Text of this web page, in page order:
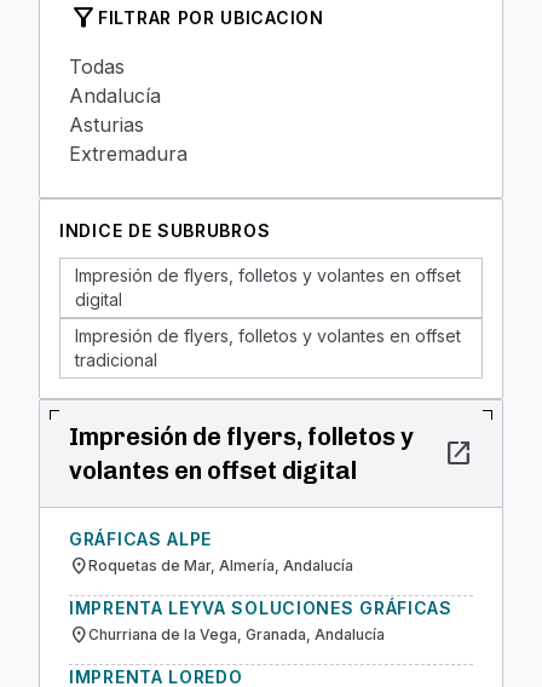
filter_alt FILTRAR POR UBICACION
Todas
Andalucía
Asturias
Extremadura
INDICE DE SUBRUBROS
Impresión de flyers, folletos y volantes en offset
digital
Impresión de flyers, folletos y volantes en offset
tradicional
Impresión de flyers, folletos y
volantes en offset digital
open_in_new
GRÁFICAS ALPE
location_onRoquetas de Mar, Almería, Andalucía
IMPRENTA LEYVA SOLUCIONES GRÁFICAS
location_onChurriana de la Vega, Granada, Andalucía
IMPRENTA LOREDO